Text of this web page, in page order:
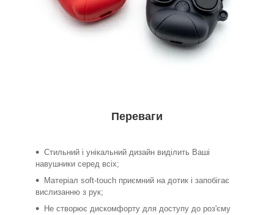
Переваги
Стильний і унікальний дизайн виділить Ваші
навушники серед всіх;
Матеріал soft-touch приємний на дотик і запобігає
вислизанню з рук;
Не створює дискомфорту для доступу до роз'єму